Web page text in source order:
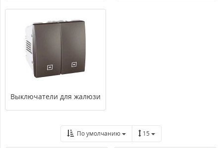
Выключатели для жалюзи
По умолчанию 15